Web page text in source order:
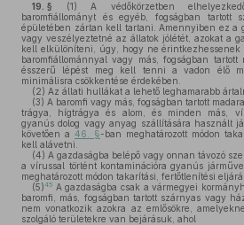
19. § (1) A védőkörzetben
baromfiállományt és egyéb, fogságban tartott
épületében zártan kell tartani. Amennyiben ez a
vagy veszélyeztetné az állatok jólétét, azokat a
kell elkülöníteni, úgy, hogy ne érintkezhessenek
baromfiállománnyal vagy más, fogságban tartott
ésszerű lépést meg kell tenni a vadon élő
minimálisra csökkentése érdekében.
(2) Az állati hullákat a lehető leghamarabb
(3) A baromfi vagy más, fogságban tartott
trágya, hígtrágya és alom, és minden más,
gyanús dolog vagy anyag szállítására használt
követően a 46. §-ban meghatározott módon
kell alávetni.
(4) A gazdaságba belépő vagy onnan távozó
a vírussal történt kontaminációra gyanús
meghatározott módon takarítási, fertőtlenítési
(5)45 A gazdaságba csak a vármegyei
baromfi, más, fogságban tartott szárnyas vagy
nem vonatkozik azokra az emlősökre,
szolgáló területekre van bejárásuk, ahol